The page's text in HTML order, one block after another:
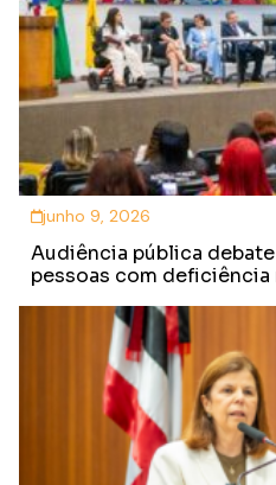
junho 9, 2026
Audiência pública
pessoas com deficiência